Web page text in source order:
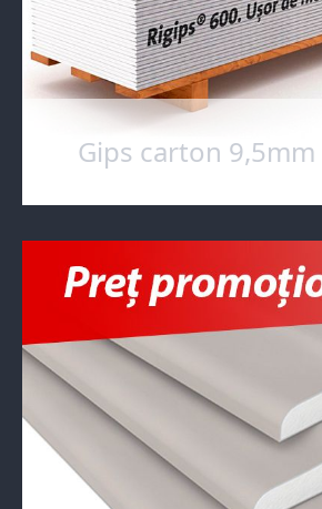
Gips carton 9,5mm